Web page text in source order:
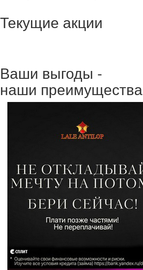
Текущие акции
Ваши выгоды -
наши преимущества